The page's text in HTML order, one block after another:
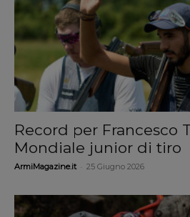
Record per Francesco
Mondiale junior di tiro
ArmiMagazine.it 25 Giugno 2026